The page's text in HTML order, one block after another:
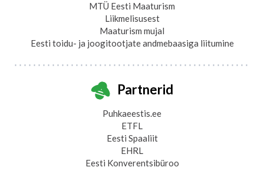
MTÜ Eesti Maaturism
Liikmelisusest
Maaturism mujal
Eesti toidu- ja joogitootjate andmebaasiga liitumine
Partnerid
Puhkaeestis.ee
ETFL
Eesti Spaaliit
EHRL
Eesti Konverentsibüroo